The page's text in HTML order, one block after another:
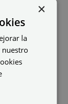
×
la
nuestro